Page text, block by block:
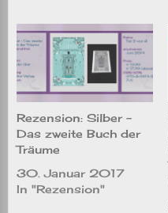
Rezension: Silber –
Das zweite Buch der
Träume
30. Januar 2017
In "Rezension"